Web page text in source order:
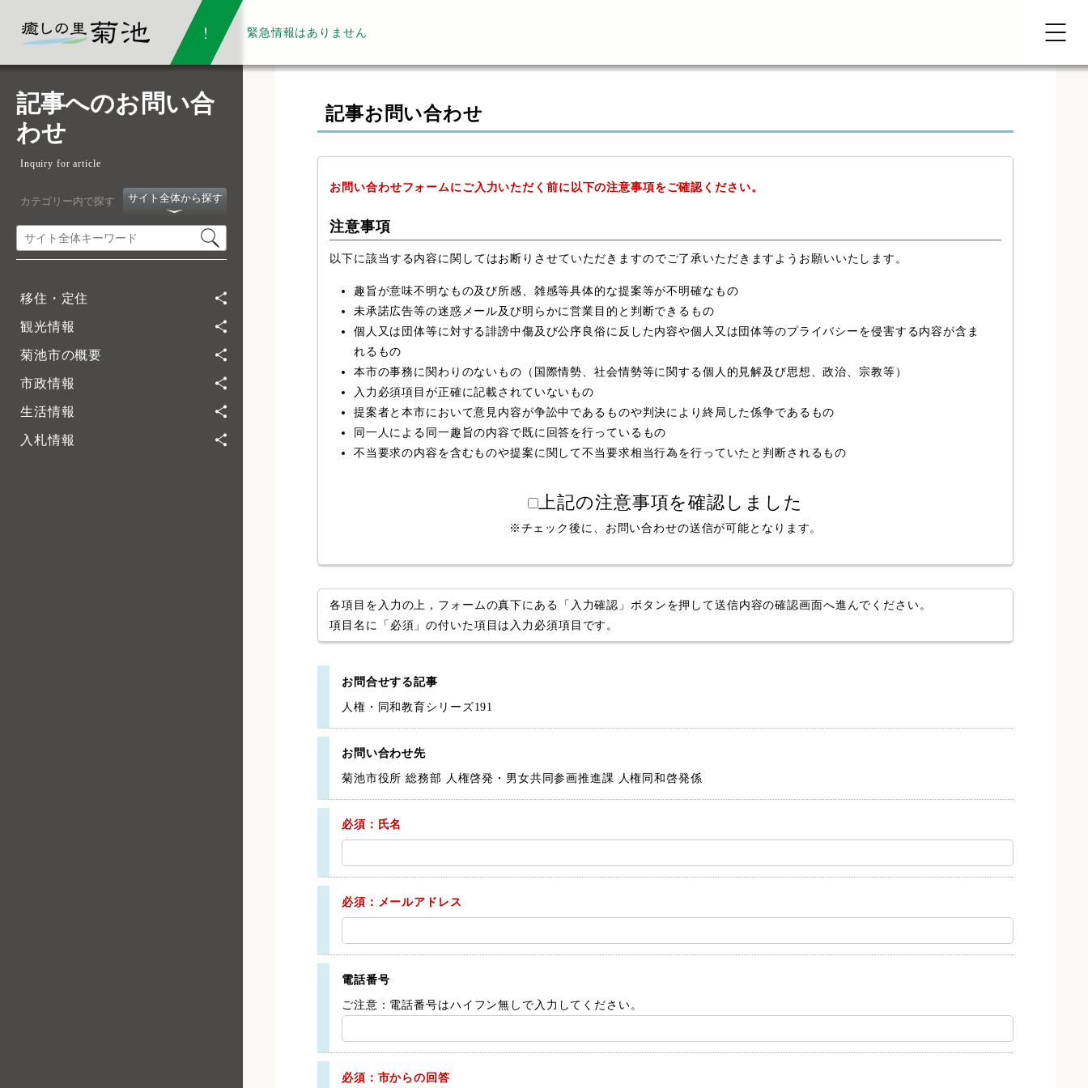
緊急情報はありません
記事へのお問い合
わせ
Inquiry for article
カテゴリー内で探す サイト全体から探す
移住・定住
観光情報
菊池市の概要
市政情報
生活情報
入札情報
記事お問い合わせ
お問い合わせフォームにご入力いただく前に以下の注意事項をご確認ください。
注意事項
以下に該当する内容に関してはお断りさせていただきますのでご了承いただきますようお願いいたします。
趣旨が意味不明なもの及び所感、雑感等具体的な提案等が不明確なもの
未承諾広告等の迷惑メール及び明らかに営業目的と判断できるもの
個人又は団体等に対する誹謗中傷及び公序良俗に反した内容や個人又は団体等のプライバシーを侵害する内容が含ま
れるもの
本市の事務に関わりのないもの（国際情勢、社会情勢等に関する個人的見解及び思想、政治、宗教等）
入力必須項目が正確に記載されていないもの
提案者と本市において意見内容が争訟中であるものや判決により終局した係争であるもの
同一人による同一趣旨の内容で既に回答を行っているもの
不当要求の内容を含むものや提案に関して不当要求相当行為を行っていたと判断されるもの
上記の注意事項を確認しました
※チェック後に、お問い合わせの送信が可能となります。
各項目を入力の上，フォームの真下にある「入力確認」ボタンを押して送信内容の確認画面へ進んでください。
項目名に「必須」の付いた項目は入力必須項目です。
お問合せする記事
人権・同和教育シリーズ191
お問い合わせ先
菊池市役所 総務部 人権啓発・男女共同参画推進課 人権同和啓発係
必須：氏名
必須：メールアドレス
電話番号
ご注意：電話番号はハイフン無しで入力してください。
必須：市からの回答